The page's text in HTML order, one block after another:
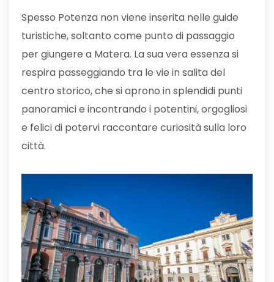
Spesso Potenza non viene inserita nelle guide
turistiche, soltanto come punto di passaggio
per giungere a Matera. La sua vera essenza si
respira passeggiando tra le vie in salita del
centro storico, che si aprono in splendidi punti
panoramici e incontrando i potentini, orgogliosi
e felici di potervi raccontare curiosità sulla loro
città.